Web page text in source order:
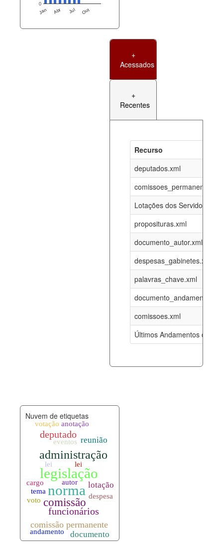
Jan Abr Jul Out
0
+
Acessados
+
Recentes
Recurso
deputados.xml
Lotações dos Servidores
proposituras.xml
documento_autor.xml
despesas_gabinetes.xml
palavras_chave.xml
documento_andamento.xml
comissoes.xml
Últimos Andamentos de
documento_andamento_atual.xml
08-08-
funcionarios_lotacoes.xml
funcionarios_cargos.xml 12-05-
08-08-
documento_andamento.xml 08-08-
palavras_chave.xml 08-08-
legislacao_norma_anotacoes.xml
Nuvem de etiquetas